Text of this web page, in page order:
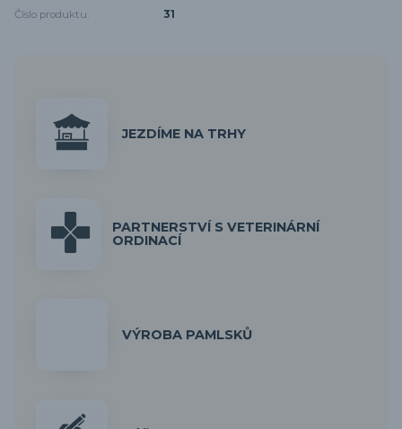
Číslo produktu: 31
JEZDÍME NA TRHY
PARTNERSTVÍ S VETERINÁRNÍ
ORDINACÍ
VÝROBA PAMLSKŮ